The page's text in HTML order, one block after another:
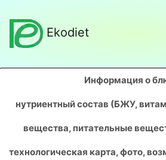
Ekodiet
Информация о
нутриентный состав (БЖУ,
вещества, питательные
технологическая карта, фото,